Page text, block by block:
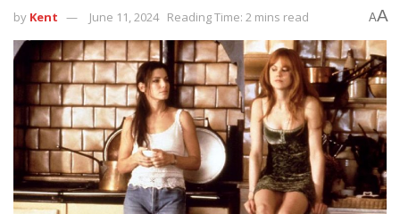
by Kent June 11, 2024 Reading Time: 2 mins read AA